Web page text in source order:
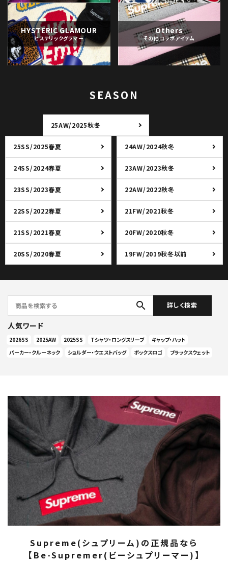
HYSTERIC GLAMOUR
ヒステリックグラマー
Others
その他コラボアイテム
SEASON
25AW/2025秋冬
25SS/2025春夏 24AW/2024秋冬
24SS/2024春夏 23AW/2023秋冬
23SS/2023春夏 22AW/2022秋冬
22SS/2022春夏 21FW/2021秋冬
21SS/2021春夏 20FW/2020秋冬
20SS/2020春夏 19FW/2019秋冬以前
search 詳しく検索
人気ワード
2026SS 2025AW 2025SS Tシャツ・ロングスリーブ
キャップ・ハット
パーカー・クルーネック
ショルダー・ウエストバッグ ボックスロゴ ブラックスウェット
Supreme(シュプリーム)の正規品なら
【Be-Supremer(ビーシュプリーマー)】